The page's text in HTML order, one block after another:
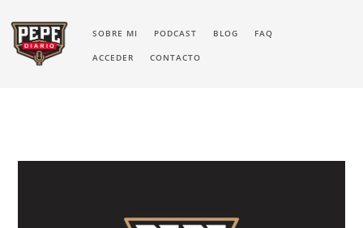
SOBRE MI PODCAST BLOG FAQ
ACCEDER CONTACTO